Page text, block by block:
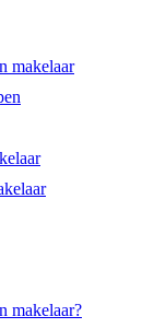
makelaar
makelaar?